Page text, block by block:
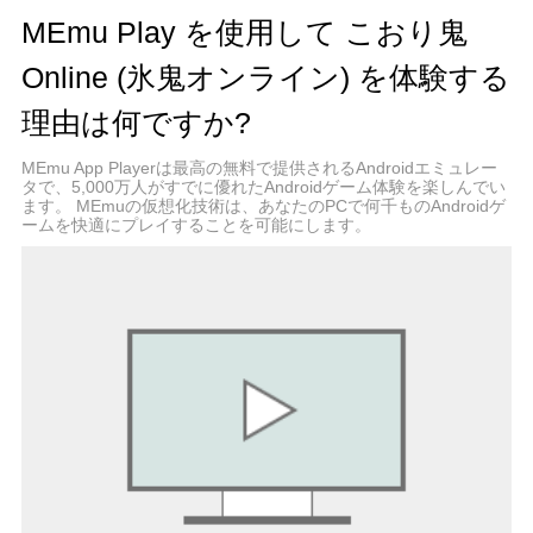
MEmu Play を使用して こおり鬼
Online (氷鬼オンライン) を体験する
理由は何ですか?
MEmu App Playerは最高の無料で提供されるAndroidエミュレー
タで、5,000万人がすでに優れたAndroidゲーム体験を楽しんでい
ます。 MEmuの仮想化技術は、あなたのPCで何千ものAndroidゲ
ームを快適にプレイすることを可能にします。